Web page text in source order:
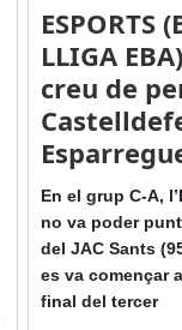
ESPORTS
LLIGA
creu de
En el grup C-A,
no va poder
del JAC Sants
es va començar
final del tercer